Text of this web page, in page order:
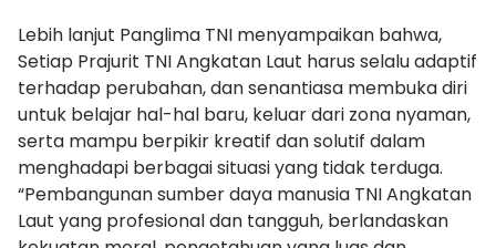
Lebih lanjut Panglima TNI menyampaikan bahwa,
Setiap Prajurit TNI Angkatan Laut harus selalu adaptif
terhadap perubahan, dan senantiasa membuka diri
untuk belajar hal-hal baru, keluar dari zona nyaman,
serta mampu berpikir kreatif dan solutif dalam
menghadapi berbagai situasi yang tidak terduga.
“Pembangunan sumber daya manusia TNI Angkatan
Laut yang profesional dan tangguh, berlandaskan